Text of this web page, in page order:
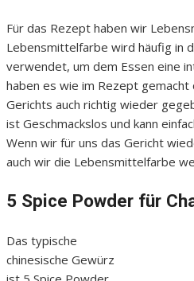
Für das Rezept haben wir
Lebensmittelfarbe wird häufig in
verwendet, um dem Essen eine
haben es wie im Rezept
Gerichts auch richtig wieder
ist Geschmackslos und kann
Wenn wir für uns das Gericht
auch wir die Lebensmittelfarbe
5 Spice Powder für
Das typische
chinesische Gewürz